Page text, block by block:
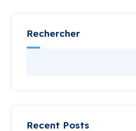
Rechercher
Recent Posts